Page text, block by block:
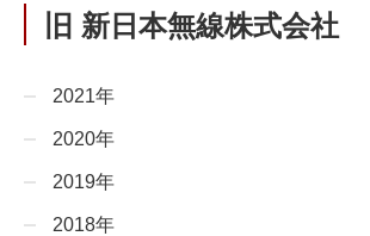
旧 新日本無線株式会社
2021年
2020年
2019年
2018年